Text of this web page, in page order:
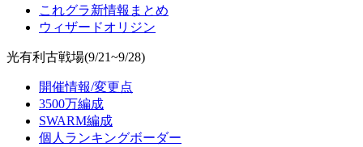
これグラ新情報まとめ
ウィザードオリジン
光有利古戦場(9/21~9/28)
開催情報/変更点
3500万編成
SWARM編成
個人ランキングボーダー